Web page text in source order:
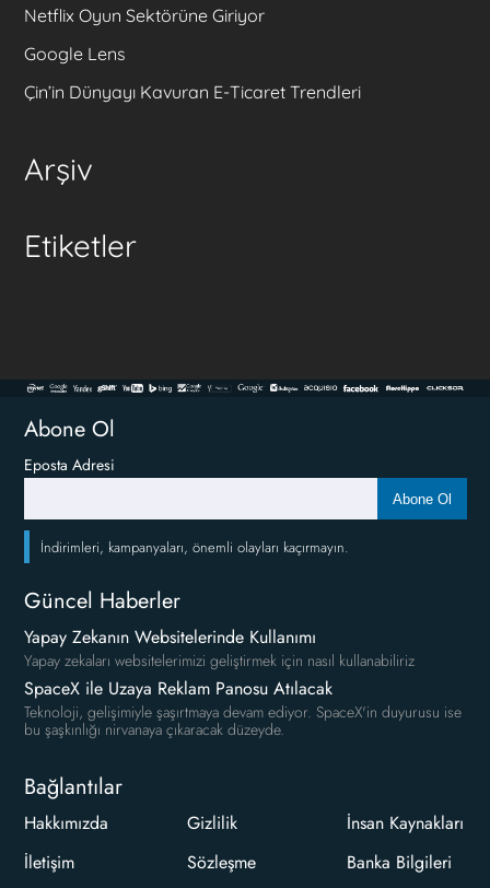
Netflix Oyun Sektörüne Giriyor
Google Lens
Çin’in Dünyayı Kavuran E-Ticaret Trendleri
Arşiv
Etiketler
Abone Ol
Eposta Adresi
Abone Ol
İndirimleri, kampanyaları, önemli olayları kaçırmayın.
Güncel Haberler
Yapay Zekanın Websitelerinde Kullanımı
Yapay zekaları websitelerimizi geliştirmek için nasıl kullanabiliriz
SpaceX ile Uzaya Reklam Panosu Atılacak
Teknoloji, gelişimiyle şaşırtmaya devam ediyor. SpaceX'in duyurusu ise
bu şaşkınlığı nirvanaya çıkaracak düzeyde.
Bağlantılar
Hakkımızda
İletişim
Gizlilik
Sözleşme
İnsan Kaynakları
Banka Bilgileri